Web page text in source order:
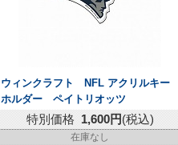
ウィンクラフト NFL アクリルキー
ホルダー ペイトリオッツ
特別価格 1,600円(税込)
在庫なし